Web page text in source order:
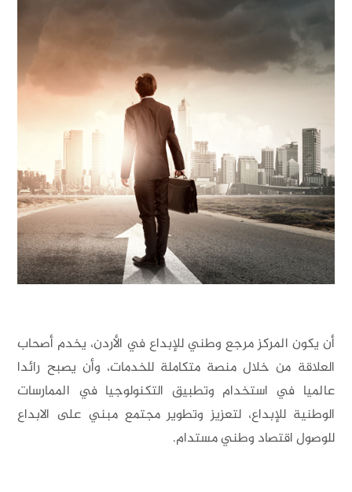
يكون المركز مرجع وطني للإبداع في الأردن، يخدم أصحاب
من خلال منصة متكاملة للخدمات، وأن يصبح رائدا
في استخدام وتطبيق التكنولوجيا في الممارسات
للإبداع، لتعزيز وتطوير مجتمع مبني على الابداع
اقتصاد وطني مستدام.